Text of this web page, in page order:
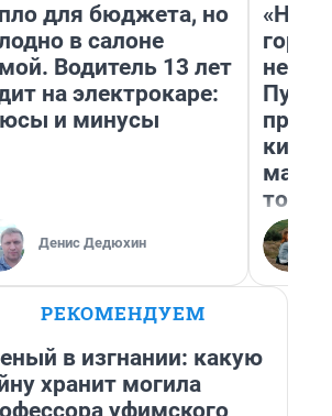
для бюджета, но
в салоне
Водитель 13 лет
на электрокаре:
и минусы
Денис Дедюхин
«Нет
того
РЕКОМЕНДУЕМ
в изгнании: какую
хранит могила
уфимского